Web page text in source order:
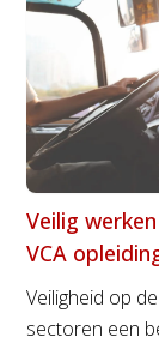
Veilig
VCA
Veiligheid op
sectoren een